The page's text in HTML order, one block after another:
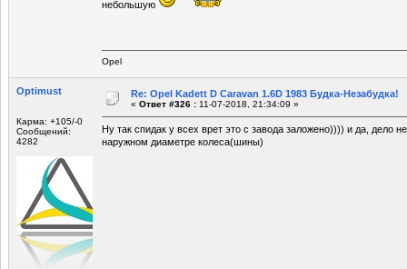
небольшую
Opel
Optimust
Карма: +105/-0
Сообщений:
4282
Re: Opel Kadett D Caravan 1.6D 1983 Будка-Незабудка!
« Ответ #326 : 11-07-2018, 21:34:09 »
Ну так спидак у всех врет это с завода заложено)))) и да, дело
наружном диаметре колеса(шины)